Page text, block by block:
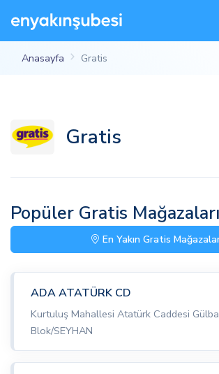
Anasayfa Gratis
Gratis
Popüler Gratis Mağazaları
En Yakın Gratis
ADA ATATÜRK CD
Kurtuluş Mahallesi Atatürk Caddesi
Blok/SEYHAN